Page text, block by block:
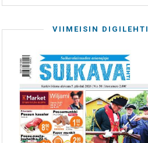
VIIMEISIN DIGILEHTI